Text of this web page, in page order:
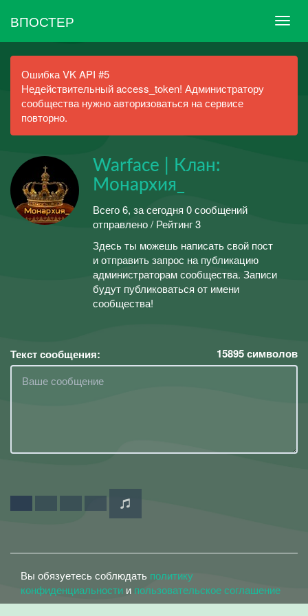
ВПОСТЕР
Ошибка VK API #5
Недействительный access_token! Администратору
сообщества нужно авторизоваться на сервисе
повторно.
Warface | Клан:
Монархия_
Всего 6, за сегодня 0 сообщений
отправлено / Рейтинг 3
Здесь ты можешь написать свой пост
и отправить запрос на публикацию
администраторам сообщества. Записи
будут публиковаться от имени
сообщества!
Текст сообщения: 15895символов
Вы обязуетесь соблюдать политику
конфиденциальности и пользовательское соглашение